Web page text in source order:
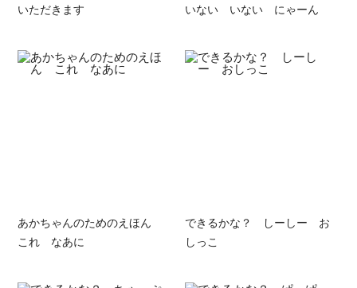
いただきます
いない いない にゃーん
あかちゃんのためのえほん
これ なあに
できるかな？ しーしー お
しっこ